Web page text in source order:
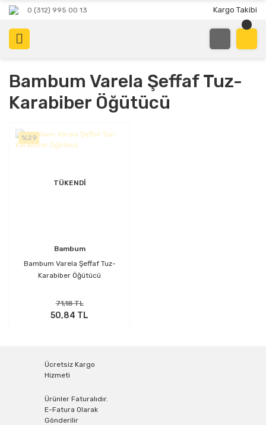
0 (312) 995 00 13 Kargo Takibi
Bambum Varela Şeffaf Tuz-
Karabiber Öğütücü
%29
TÜKENDİ
Bambum
Bambum Varela Şeffaf Tuz-
Karabiber Öğütücü
71,18 TL
50,84 TL
Ücretsiz Kargo
Hizmeti
Ürünler Faturalıdır.
E-Fatura Olarak
Gönderilir